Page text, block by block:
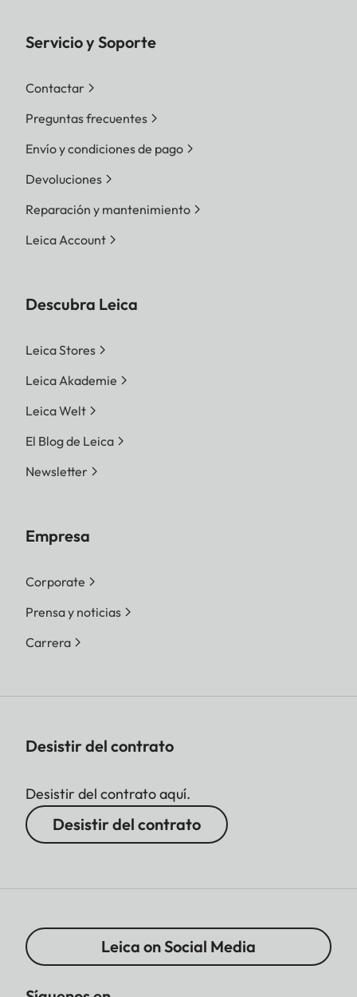
Servicio y Soporte
Contactar
Preguntas frecuentes
Envío y condiciones de pago
Devoluciones
Reparación y mantenimiento
Leica Account
Descubra Leica
Leica Stores
Leica Akademie
Leica Welt
El Blog de Leica
Newsletter
Empresa
Corporate
Prensa y noticias
Carrera
Desistir del contrato
Desistir del contrato aquí.
Desistir del contrato
Leica on Social Media